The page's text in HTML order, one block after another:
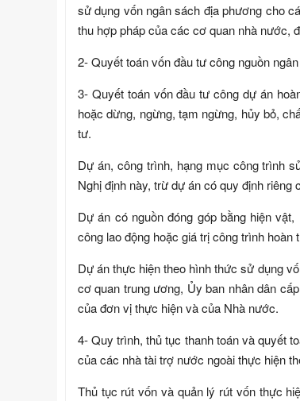
sử dụng vốn ngân sách địa phương cho
thu hợp pháp của các cơ quan nhà nước,
2- Quyết toán vốn đầu tư công nguồn
3- Quyết toán vốn đầu tư công dự án
hoặc dừng, ngừng, tạm ngừng, hủy bỏ,
tư.
Dự án, công trình, hạng mục công trình
Nghị định này, trừ dự án có quy định
Dự án có nguồn đóng góp bằng hiện
công lao động hoặc giá trị công trình
Dự án thực hiện theo hình thức sử dụng
cơ quan trung ương, Ủy ban nhân dân
của đơn vị thực hiện và của Nhà nước.
4- Quy trình, thủ tục thanh toán và quyết
của các nhà tài trợ nước ngoài thực hiện
Thủ tục rút vốn và quản lý rút vốn thực